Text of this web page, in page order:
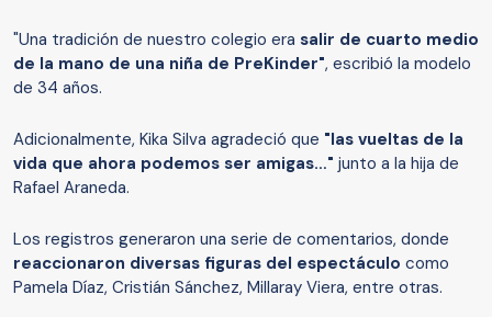
"Una tradición de nuestro colegio era salir de cuarto medio
de la mano de una niña de PreKinder", escribió la modelo
de 34 años.
Adicionalmente, Kika Silva agradeció que "las vueltas de la
vida que ahora podemos ser amigas…" junto a la hija de
Rafael Araneda.
Los registros generaron una serie de comentarios, donde
reaccionaron diversas figuras del espectáculo como
Pamela Díaz, Cristián Sánchez, Millaray Viera, entre otras.